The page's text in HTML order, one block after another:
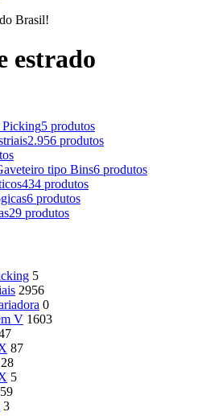
Brasil!
estrado
Picking5 produtos
2.956 produtos
tipo Bins6 produtos
434 produtos
6 produtos
29 produtos
5
2956
0
V 1603
87
28
5
3